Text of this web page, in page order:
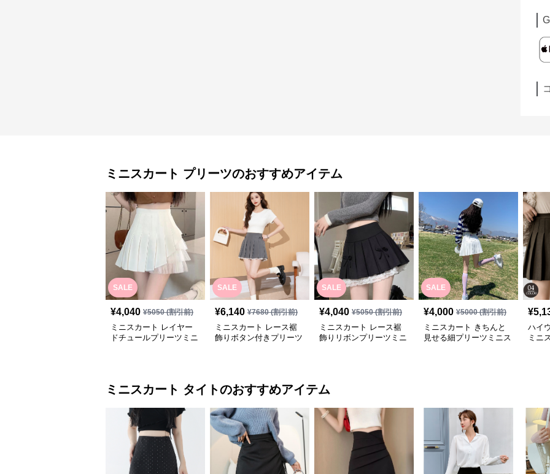
ミニスカート プリーツのおすすめアイテム
SALE
¥4,040 ¥5050(割引前)
ミニスカート レイヤー
ドチュールプリーツミニ
SALE
¥6,140 ¥7680(割引前)
ミニスカート レース裾
飾りボタン付きプリーツ
SALE
¥4,040 ¥5050(割引前)
ミニスカート レース裾
飾りリボンプリーツミニ
SALE
¥4,000 ¥5000(割引前)
ミニスカート きちんと
見せる細プリーツミニス
¥
ハイ
ミニ
ミニスカート タイトのおすすめアイテム